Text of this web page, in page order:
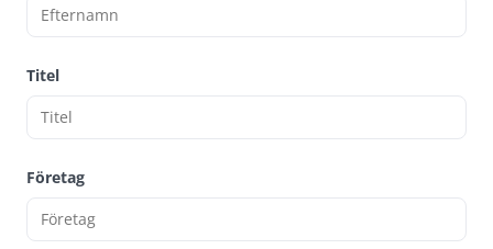
Titel
Företag